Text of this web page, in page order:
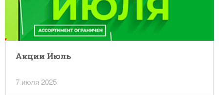
Акции Июль
7 июля 2025